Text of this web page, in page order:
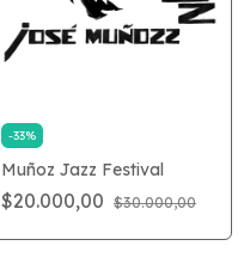
-33%
Muñoz Jazz Festival
$20.000,00 $30.000,00